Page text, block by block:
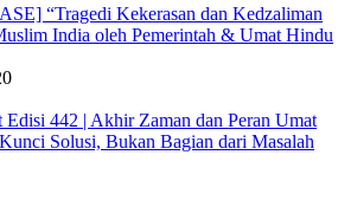
“Tragedi Kekerasan dan Kedzaliman
India oleh Pemerintah & Umat Hindu
Edisi 442 | Akhir Zaman dan Peran Umat
Solusi, Bukan Bagian dari Masalah